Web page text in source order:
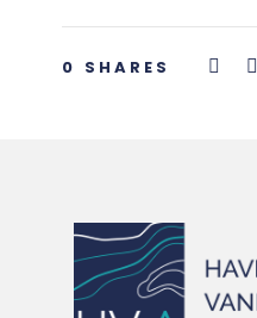
0 SHARES